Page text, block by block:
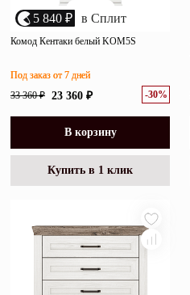
5 840 ₽ в Сплит
Комод Кентаки белый KOM5S
33 360 ₽ 23 360 ₽ -30%
Под заказ от 7 дней
В корзину
Купить в 1 клик